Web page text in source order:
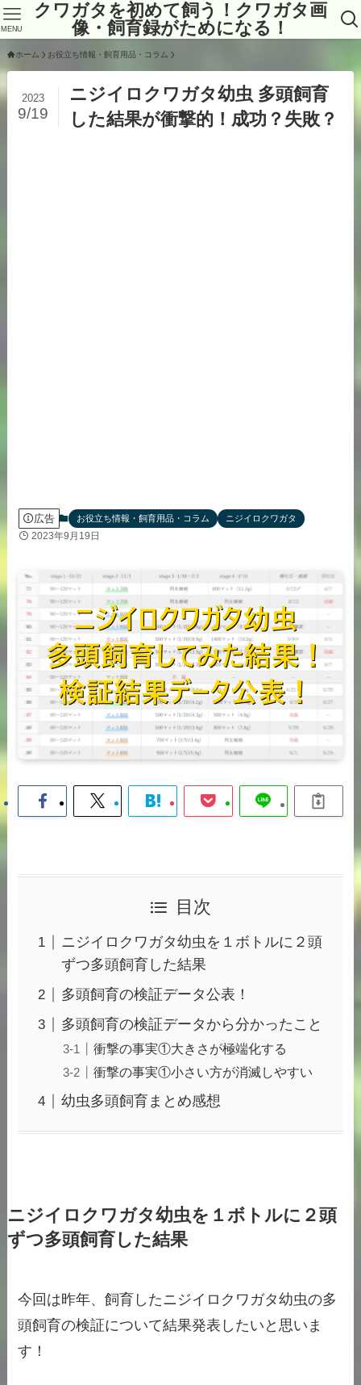
クワガタを初めて飼う！クワガタ画
像・飼育録がためになる！
MENU
ホーム お役立ち情報・飼育用品・コラム
ニジイロクワガタ幼虫 多頭飼育
した結果が衝撃的！成功？失敗？
2023
9/19
広告 お役立ち情報・飼育用品・コラム ニジイロクワガタ
2023年9月19日
目次
ニジイロクワガタ幼虫を１ボトルに２頭
ずつ多頭飼育した結果
多頭飼育の検証データ公表！
多頭飼育の検証データから分かったこと
衝撃の事実①大きさが極端化する
衝撃の事実①小さい方が消滅しやすい
幼虫多頭飼育まとめ感想
ニジイロクワガタ幼虫を１ボトルに２頭
ずつ多頭飼育した結果
今回は昨年、飼育したニジイロクワガタ幼虫の多
頭飼育の検証について結果発表したいと思いま
す！